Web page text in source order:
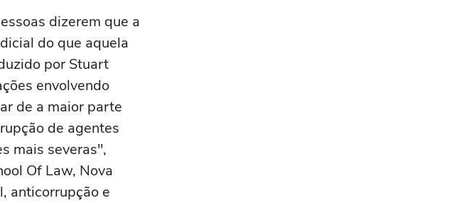
dizerem que a
do que aquela
por Stuart
envolvendo
de a maior parte
de agentes
mais severas",
Of Law, Nova
anticorrupção e